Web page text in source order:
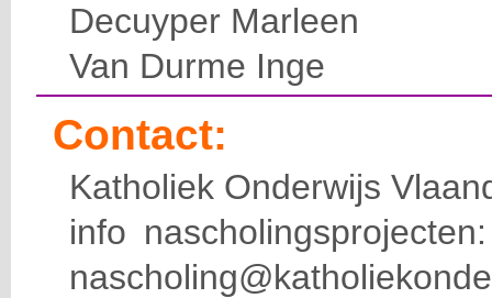
Decuyper Marleen
Van Durme Inge
Contact:
Katholiek Onderwijs
info